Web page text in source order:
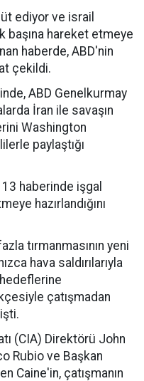
ediyor ve israil
başına hareket etmeye
haberde, ABD'nin
çekildi.
ABD Genelkurmay
İran ile savaşın
Washington
paylaştığı
haberinde işgal
hazırlandığını
tırmanmasının yeni
hava saldırılarıyla
hedeflerine
çatışmadan
(CIA) Direktörü John
Rubio ve Başkan
Caine'in, çatışmanın